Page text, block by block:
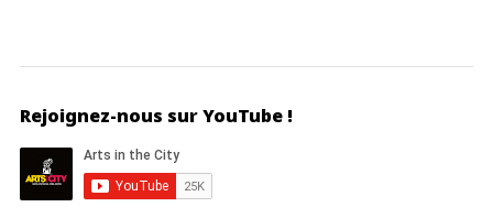
Rejoignez-nous sur YouTube !